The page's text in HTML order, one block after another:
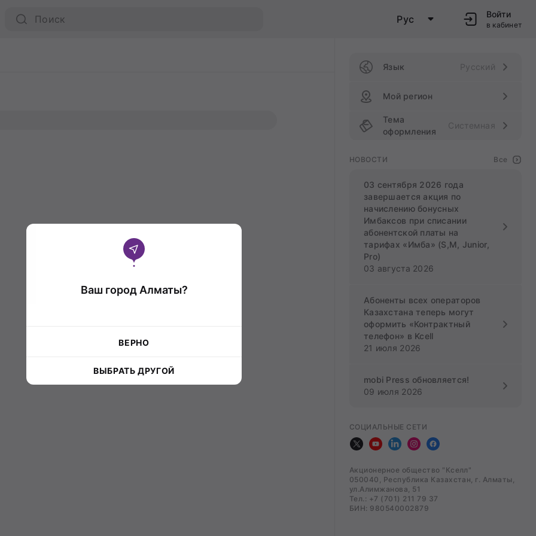
Рус Войти
в кабинет
Язык Русский
Мой регион
Тема
оформления
Системная
НОВОСТИ Все
03 сентября 2026 года
завершается акция по
начислению бонусных
Имбаксов при списании
абонентской платы на
тарифах «Имба» (S,M, Junior,
Pro)
03 августа 2026
Абоненты всех операторов
Казахстана теперь могут
оформить «Контрактный
телефон» в Kcell
21 июля 2026
mobi Press обновляется!
09 июля 2026
СОЦИАЛЬНЫЕ СЕТИ
Акционерное общество "Кселл"
050040, Республика Казахстан, г. Алматы,
ул.Алимжанова, 51
Тел.: +7 (701) 211 79 37
БИН: 980540002879
Ваш город Алматы?
ВЕРНО
ВЫБРАТЬ ДРУГОЙ